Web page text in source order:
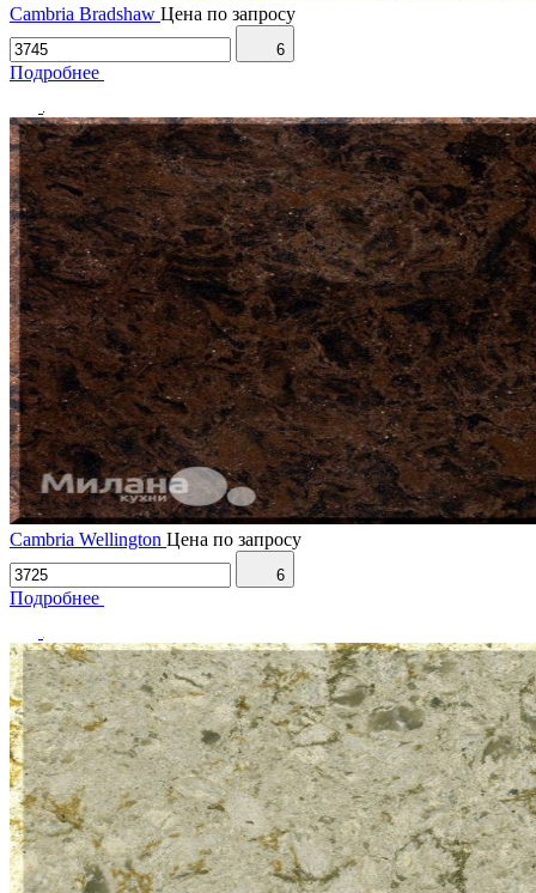
Cambria Bradshaw Цена по запросу
6
Подробнее
Cambria Wellington Цена по запросу
6
Подробнее